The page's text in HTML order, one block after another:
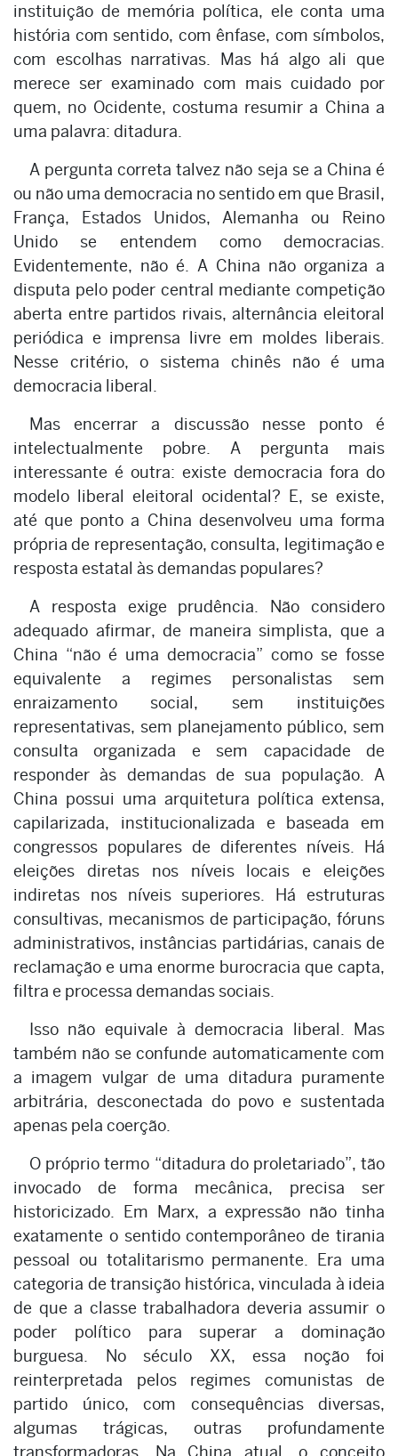
instituição de memória política, ele conta uma
história com sentido, com ênfase, com símbolos,
com escolhas narrativas. Mas há algo ali que
merece ser examinado com mais cuidado por
quem, no Ocidente, costuma resumir a China a
uma palavra: ditadura.
A pergunta correta talvez não seja se a China é
ou não uma democracia no sentido em que Brasil,
França, Estados Unidos, Alemanha ou Reino
Unido se entendem como democracias.
Evidentemente, não é. A China não organiza a
disputa pelo poder central mediante competição
aberta entre partidos rivais, alternância eleitoral
periódica e imprensa livre em moldes liberais.
Nesse critério, o sistema chinês não é uma
democracia liberal.
Mas encerrar a discussão nesse ponto é
intelectualmente pobre. A pergunta mais
interessante é outra: existe democracia fora do
modelo liberal eleitoral ocidental? E, se existe,
até que ponto a China desenvolveu uma forma
própria de representação, consulta, legitimação e
resposta estatal às demandas populares?
A resposta exige prudência. Não considero
adequado afirmar, de maneira simplista, que a
China “não é uma democracia” como se fosse
equivalente a regimes personalistas sem
enraizamento social, sem instituições
representativas, sem planejamento público, sem
consulta organizada e sem capacidade de
responder às demandas de sua população. A
China possui uma arquitetura política extensa,
capilarizada, institucionalizada e baseada em
congressos populares de diferentes níveis. Há
eleições diretas nos níveis locais e eleições
indiretas nos níveis superiores. Há estruturas
consultivas, mecanismos de participação, fóruns
administrativos, instâncias partidárias, canais de
reclamação e uma enorme burocracia que capta,
filtra e processa demandas sociais.
Isso não equivale à democracia liberal. Mas
também não se confunde automaticamente com
a imagem vulgar de uma ditadura puramente
arbitrária, desconectada do povo e sustentada
apenas pela coerção.
O próprio termo “ditadura do proletariado”, tão
invocado de forma mecânica, precisa ser
historicizado. Em Marx, a expressão não tinha
exatamente o sentido contemporâneo de tirania
pessoal ou totalitarismo permanente. Era uma
categoria de transição histórica, vinculada à ideia
de que a classe trabalhadora deveria assumir o
poder político para superar a dominação
burguesa. No século XX, essa noção foi
reinterpretada pelos regimes comunistas de
partido único, com consequências diversas,
algumas trágicas, outras profundamente
transformadoras. Na China atual, o conceito